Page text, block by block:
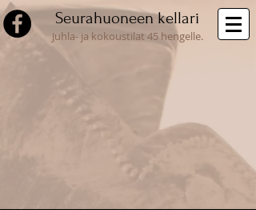
Seurahuoneen kellari
Juhla- ja kokoustilat 45 hengelle.